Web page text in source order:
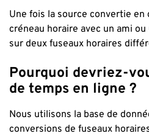
Une fois la source convertie
créneau horaire avec un ami
sur deux fuseaux horaires
Pourquoi devriez-
de temps en ligne ?
Nous utilisons la base de
conversions de fuseaux